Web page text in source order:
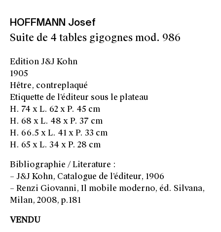
HOFFMANN Josef
Suite de 4 tables gigognes mod. 986
Edition J&J Kohn
1905
Hêtre, contreplaqué
Etiquette de l’éditeur sous le plateau
H. 74 x L. 62 x P. 45 cm
H. 68 x L. 48 x P. 37 cm
H. 66.5 x L. 41 x P. 33 cm
H. 65 x L. 34 x P. 28 cm
Bibliographie / Literature :
– J&J Kohn, Catalogue de l’éditeur, 1906
– Renzi Giovanni, Il mobile moderno, éd. Silvana,
Milan, 2008, p.181
VENDU